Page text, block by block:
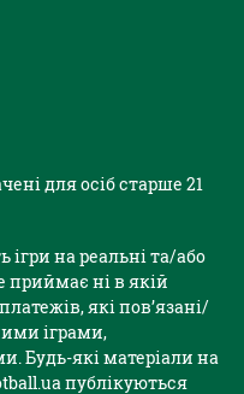
для осіб старше 21
на реальні та/або
приймає ні в якій
які пов’язані/
іграми,
Будь-які матеріали на
публікуються